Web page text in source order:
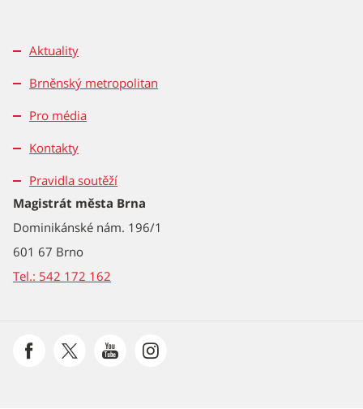
Aktuality
Brněnský metropolitan
Pro média
Kontakty
Pravidla soutěží
Magistrát města Brna
Dominikánské nám. 196/1
601 67 Brno
Tel.: 542 172 162